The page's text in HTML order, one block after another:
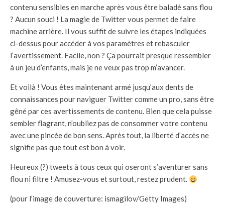
contenu sensibles en marche après vous être baladé sans flou
? Aucun souci ! La magie de Twitter vous permet de faire
machine arrière. Il vous suffit de suivre les étapes indiquées
ci-dessus pour accéder à vos paramètres et rebasculer
l’avertissement. Facile, non ? Ça pourrait presque ressembler
à un jeu d’enfants, mais je ne veux pas trop m’avancer.
Et voilà ! Vous êtes maintenant armé jusqu’aux dents de
connaissances pour naviguer Twitter comme un pro, sans être
gêné par ces avertissements de contenu. Bien que cela puisse
sembler flagrant, n’oubliez pas de consommer votre contenu
avec une pincée de bon sens. Après tout, la liberté d’accès ne
signifie pas que tout est bon à voir.
Heureux (?) tweets à tous ceux qui oseront s’aventurer sans
flou ni filtre ! Amusez-vous et surtout, restez prudent.
(pour l’image de couverture: ismagilov/Getty Images)